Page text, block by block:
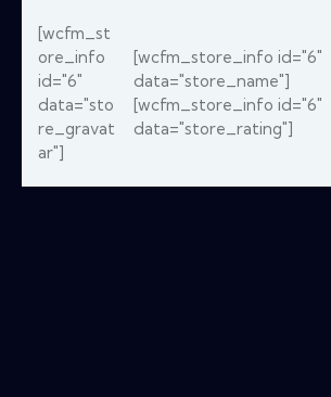
[wcfm_st
ore_info
id="6"
data="sto
re_gravat
ar"]
[wcfm_store_info id="6"
data="store_name"]
[wcfm_store_info id="6"
data="store_rating"]